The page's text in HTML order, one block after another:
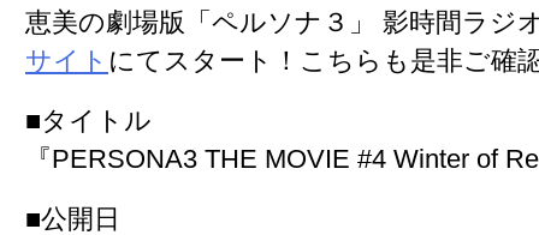
恵美の劇場版「ペルソナ３」 影時間ラジ
サイト にてスタート ！こちらも是非ご確
■タイトル
『PERSONA3 THE MOVIE #4 Winter of
■公開日